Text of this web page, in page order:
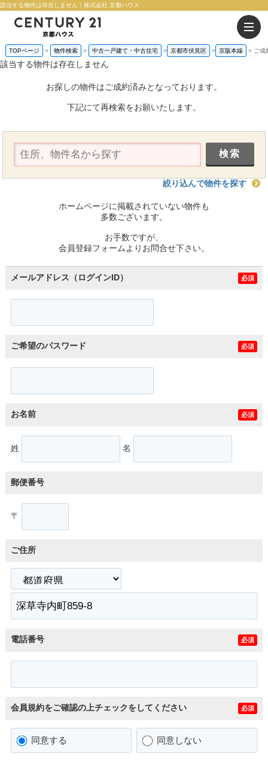
該当する物件は存在しません｜株式会社 京都ハウス
TOPページ 物件検索 中古一戸建て・中古住宅 京都市伏見区 京阪本線 ご成
該当する物件は存在しません
お探しの物件はご成約済みとなっております。
下記にて再検索をお願いたします。
絞り込んで物件を探す
ホームページに掲載されていない物件も
多数ございます。
お手数ですが、
会員登録フォームよりお問合せ下さい。
メールアドレス（ログインID） 必須
ご希望のパスワード 必須
お名前 必須
姓 名
郵便番号
〒
ご住所
電話番号 必須
会員規約をご確認の上チェックをしてください 必須
同意する 同意しない